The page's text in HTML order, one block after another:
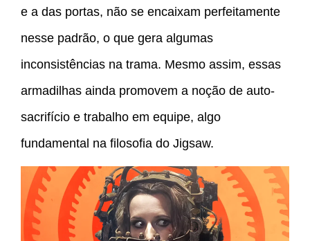
e a das portas, não se encaixam perfeitamente
nesse padrão, o que gera algumas
inconsistências na trama. Mesmo assim, essas
armadilhas ainda promovem a noção de auto-
sacrifício e trabalho em equipe, algo
fundamental na filosofia do Jigsaw.